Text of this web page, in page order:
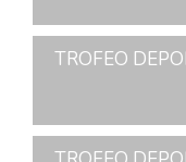
TROFEO